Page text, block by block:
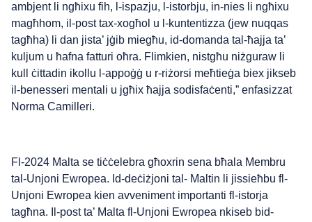
ambjent li ngħixu fih, l-ispazju, l-istorbju, in-nies li ngħixu
magħhom, il-post tax-xogħol u l-kuntentizza (jew nuqqas
tagħha) li dan jista’ jġib miegħu, id-domanda tal-ħajja ta’
kuljum u ħafna fatturi oħra. Flimkien, nistgħu niżguraw li
kull ċittadin ikollu l-appoġġ u r-riżorsi meħtieġa biex jikseb
il-benesseri mentali u jgħix ħajja sodisfaċenti,” enfasizzat
Norma Camilleri.
Fl-2024 Malta se tiċċelebra għoxrin sena bħala Membru
tal-Unjoni Ewropea. Id-deċiżjoni tal- Maltin li jissieħbu fl-
Unjoni Ewropea kien avveniment importanti fl-istorja
tagħna. Il-post ta’ Malta fl-Unjoni Ewropea nkiseb bid-